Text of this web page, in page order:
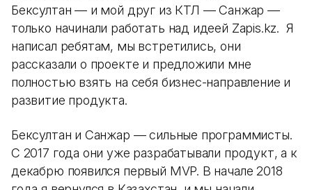
Бексултан — и мой друг из КТЛ — Санжар —
только начинали работать над идеей Zapis.kz. Я
написал ребятам, мы встретились, они
рассказали о проекте и предложили мне
полностью взять на себя бизнес-направление и
развитие продукта.
Бексултан и Санжар — сильные программисты.
С 2017 года они уже разрабатывали продукт, а к
декабрю появился первый MVP. В начале 2018